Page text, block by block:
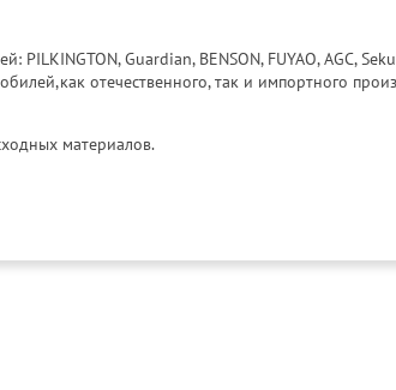
Guardian, BENSON, FUYAO, AGC,
отечественного, так и импортного
материалов.